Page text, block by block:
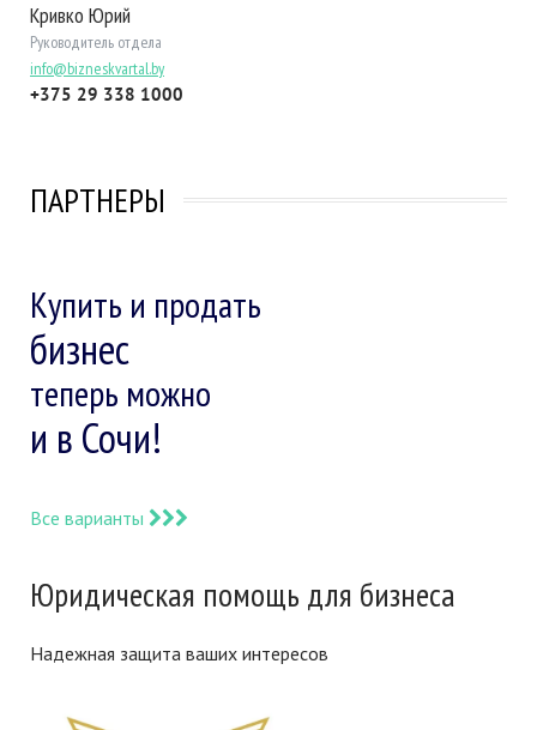
Кривко Юрий
Руководитель отдела
info@bizneskvartal.by
+375 29 338 1000
ПАРТНЕРЫ
Купить и продать
бизнес
теперь можно
и в Сочи!
Все варианты
Юридическая помощь для бизнеса
Надежная защита ваших интересов